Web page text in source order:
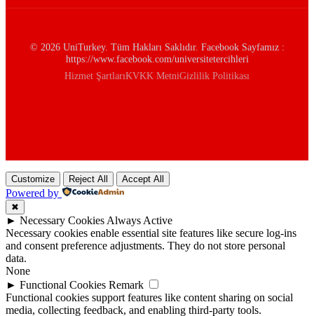
© 2026 UniTurkey. Tüm Hakları Saklıdır. Facebook Sayfamız :
https://www.facebook.com/universitetercihleri
Hizmet ŞartlarıKVKK MetniGizlilik Politikası
Customize Reject All Accept All
Powered by
✖
► Necessary Cookies Always Active
Necessary cookies enable essential site features like secure log-ins
and consent preference adjustments. They do not store personal
data.
None
► Functional Cookies Remark
Functional cookies support features like content sharing on social
media, collecting feedback, and enabling third-party tools.